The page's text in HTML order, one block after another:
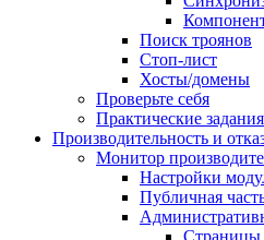
Поиск троянов
Стоп-лист
Хосты/домены
Проверьте себя
Практические задания
Производительность и
Монитор
Настройки
Публичная
Страницы